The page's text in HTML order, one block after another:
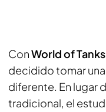
ConWorld of
decidido tomar
diferente. En lugar
tradicional, el